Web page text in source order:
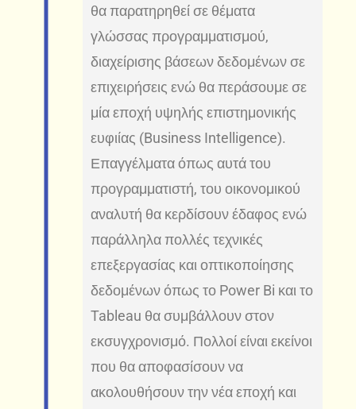
θα παρατηρηθεί σε θέματα
γλώσσας προγραμματισμού,
διαχείρισης βάσεων δεδομένων σε
επιχειρήσεις ενώ θα περάσουμε σε
μία εποχή υψηλής επιστημονικής
ευφιίας (Business Intelligence).
Επαγγέλματα όπως αυτά του
προγραμματιστή, του οικονομικού
αναλυτή θα κερδίσουν έδαφος ενώ
παράλληλα πολλές τεχνικές
επεξεργασίας και οπτικοποίησης
δεδομένων όπως το Power Bi και το
Tableau θα συμβάλλουν στον
εκσυγχρονισμό. Πολλοί είναι εκείνοι
που θα αποφασίσουν να
ακολουθήσουν την νέα εποχή και